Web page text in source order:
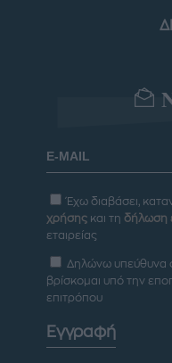
Έχω διαβάσει,
χρήσης και τη δήλωση
εταιρείας
Δηλώνω υπεύθυνα
βρίσκομαι υπό την
επιτρόπου
Εγγραφή